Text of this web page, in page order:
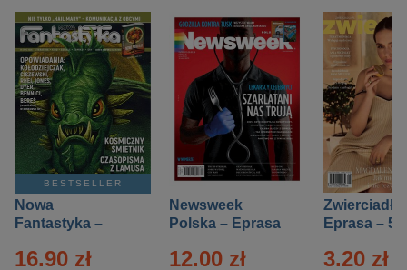
BESTSELLER
Nowa
Fantastyka –
16.90 zł
Newsweek
Polska – Eprasa
12.00 zł
Zwierciadło
Eprasa – 5/
3.20 zł